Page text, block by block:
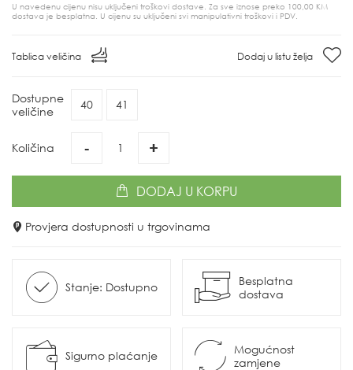
U navedenu cijenu nisu uključeni troškovi dostave. Za sve iznose preko 100,00 KM
dostava je besplatna. U cijenu su uključeni svi manipulativni troškovi i PDV.
Tablica veličina Dodaj u listu želja
Dostupne
veličine
40 41
Količina - +
DODAJ U KORPU
Provjera dostupnosti u trgovinama
Stanje: Dostupno
Besplatna
dostava
Sigurno plaćanje
Mogućnost
zamjene